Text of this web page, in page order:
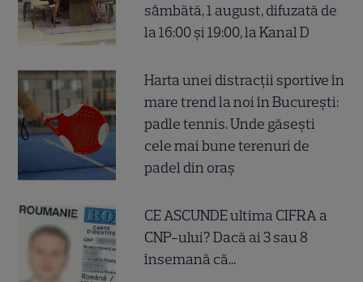
sâmbătă, 1 august, difuzată de
la 16:00 și 19:00, la Kanal D
Harta unei distracții sportive în
mare trend la noi în București:
padle tennis. Unde găsești
cele mai bune terenuri de
padel din oraș
CE ASCUNDE ultima CIFRA a
CNP-ului? Dacă ai 3 sau 8
însemană că...